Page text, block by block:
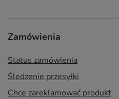
Zamówienia
Status zamówienia
Śledzenie przesyłki
Chcę zareklamować produkt